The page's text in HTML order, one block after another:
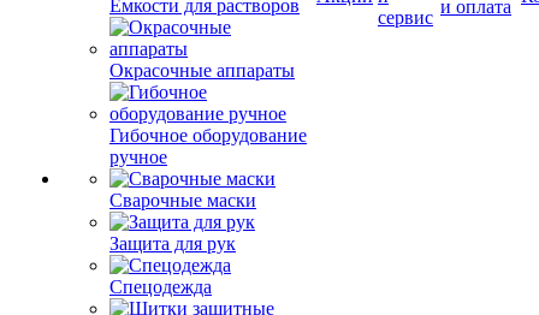
Емкости для растворов
Окрасочные аппараты
Гибочное оборудование
ручное
Сварочные маски
Защита для рук
Спецодежда
сервис
и оплата